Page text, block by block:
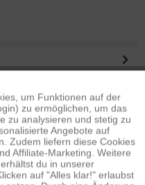
diskutieren...mehr
Aktiv
Inaktiv
Inaktiv
um Funktionen auf der
zu ermöglichen, um das
zu analysieren und stetig zu
Angebote auf
Zudem liefern diese Cookies
Affiliate-Marketing. Weitere
du in unserer
auf "Alles klar!" erlaubst